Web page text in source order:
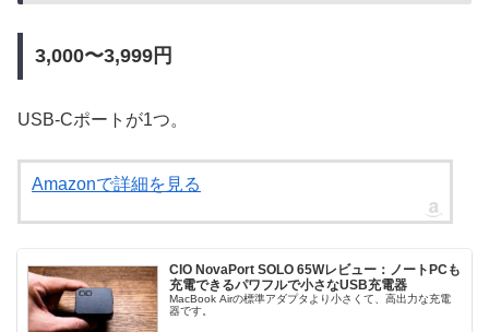
3,000〜3,999円
USB-Cポートが1つ。
Amazonで詳細を見る
CIO NovaPort SOLO 65Wレビュー：ノートPCも
充電できるパワフルで小さなUSB充電器
MacBook Airの標準アダプタより小さくて、高出力な充電
器です。